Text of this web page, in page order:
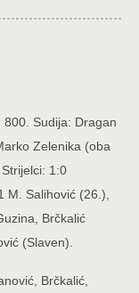
Sudija: Dragan
Zelenika (oba
1:0
M. Salihović (26.),
Brčkalić
(Slaven).
Brčkalić,